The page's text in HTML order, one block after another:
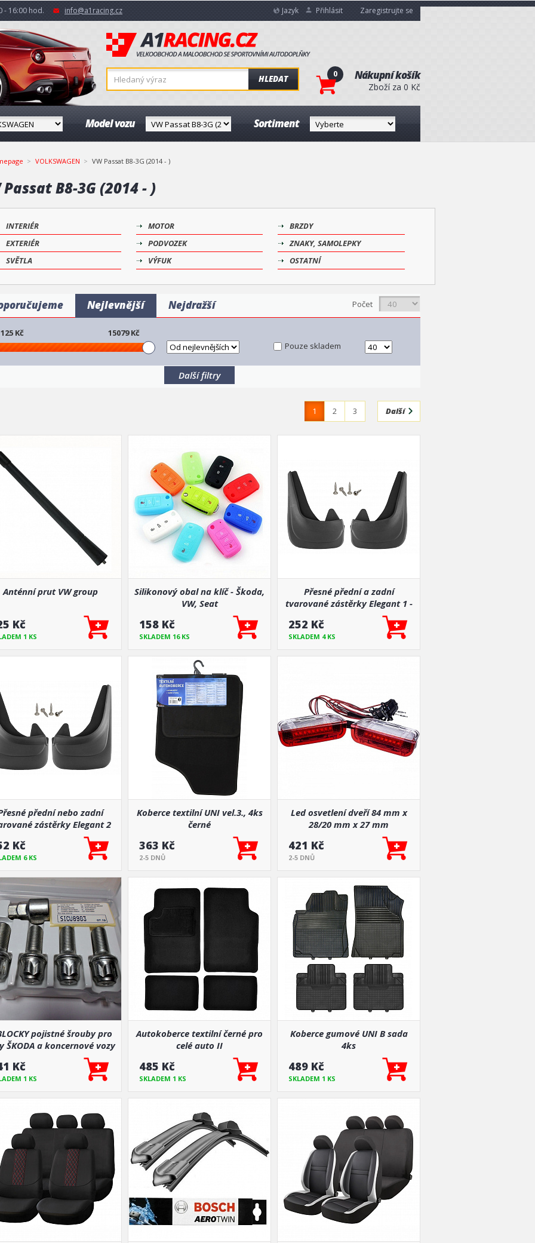
- 16:00 hod. info@a1racing.cz Jazyk Přihlásit Zaregistrujte se
HLEDAT 0 Nákupní košík
Zboží za 0 Kč
Model vozu Sortiment
VOLKSWAGEN VW Passat B8-3G (2014 - )
Passat B8-3G (2014 - )
INTERIÉR
EXTERIÉR
SVĚTLA
MOTOR
PODVOZEK
VÝFUK
BRZDY
ZNAKY, SAMOLEPKY
OSTATNÍ
Nejlevnější Nejdražší Počet
125 Kč 15079Kč
Pouze skladem
Další filtry
1 2 3 Další
Anténní prut VW group
Kč
1 KS
Silikonový obal na klíč - Škoda,
VW, Seat
158 Kč
SKLADEM 16 KS
Přesné přední a zadní
tvarované zástěrky Elegant 1 -
pár pro určité modely aut
252 Kč
SKLADEM 4 KS
přední nebo zadní
zástěrky Elegant 2
hlavně pro zadní
Kč
6 KS
Koberce textilní UNI vel.3., 4ks
černé
363 Kč
2-5 DNŮ
Led osvetlení dveří 84 mm x
28/20 mm x 27 mm
421 Kč
2-5 DNŮ
pojistné šrouby pro
ŠKODA a koncernové vozy
GROUP M14x1,5 / 27 mm s
uchycením do koule
Kč
1 KS
Autokoberce textilní černé pro
celé auto II
485 Kč
SKLADEM 1 KS
Koberce gumové UNI B sada
4ks
489 Kč
SKLADEM 1 KS